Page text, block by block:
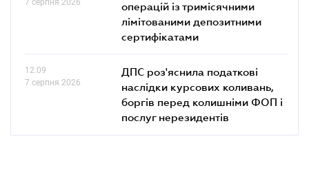
операцій із тримісячними
лімітованими депозитними
сертифікатами
12.09
7 серпня 2026
ДПС роз'яснила податкові
наслідки курсових коливань,
боргів перед колишніми ФОП і
послуг нерезидентів